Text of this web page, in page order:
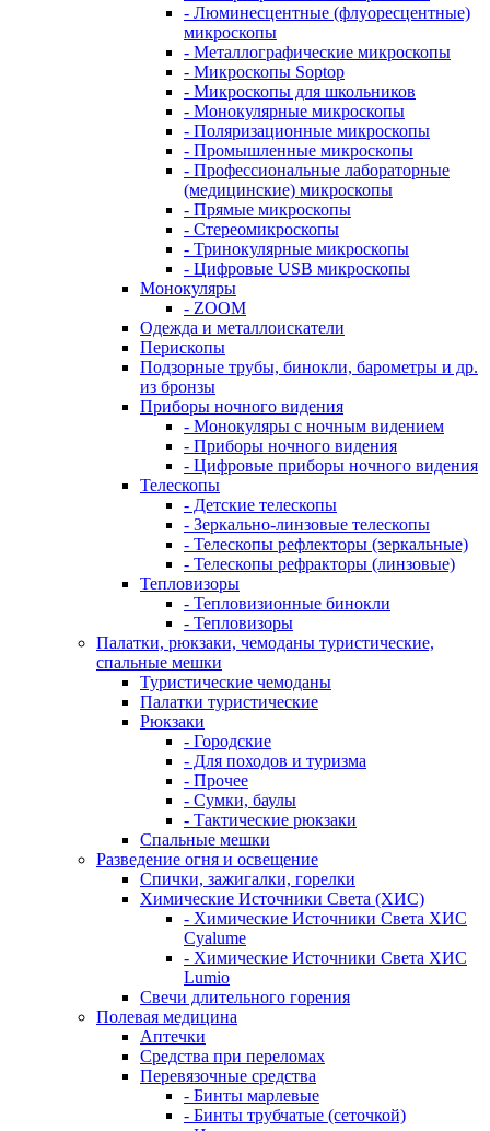
- Люминесцентные (флуоресцентные)
микроскопы
- Металлографические микроскопы
- Микроскопы Soptop
- Микроскопы для школьников
- Монокулярные микроскопы
- Поляризационные микроскопы
- Промышленные микроскопы
- Профессиональные лабораторные
(медицинские) микроскопы
- Прямые микроскопы
- Стереомикроскопы
- Тринокулярные микроскопы
- Цифровые USB микроскопы
Монокуляры
- ZOOM
Одежда и металлоискатели
Перископы
Подзорные трубы, бинокли, барометры и др.
из бронзы
Приборы ночного видения
- Монокуляры с ночным видением
- Приборы ночного видения
- Цифровые приборы ночного видения
Телескопы
- Детские телескопы
- Зеркально-линзовые телескопы
- Телескопы рефлекторы (зеркальные)
- Телескопы рефракторы (линзовые)
Тепловизоры
- Тепловизионные бинокли
- Тепловизоры
Палатки, рюкзаки, чемоданы туристические,
спальные мешки
Туристические чемоданы
Палатки туристические
Рюкзаки
- Городские
- Для походов и туризма
- Прочее
- Сумки, баулы
- Тактические рюкзаки
Спальные мешки
Разведение огня и освещение
Спички, зажигалки, горелки
Химические Источники Света (ХИС)
- Химические Источники Света ХИС
Cyalume
- Химические Источники Света ХИС
Lumio
Свечи длительного горения
Полевая медицина
Аптечки
Средства при переломах
Перевязочные средства
- Бинты марлевые
- Бинты трубчатые (сеточкой)